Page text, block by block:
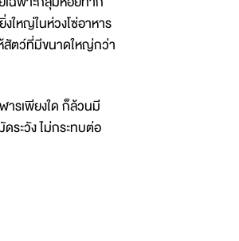
ใหญ่ในห่วงโซ่อาหาร
สัตว์ที่มีขนาดใหญ่กว่า
รเพียงใด ก็ล้วนมี
ระวัง ไม่กระทบต่อ